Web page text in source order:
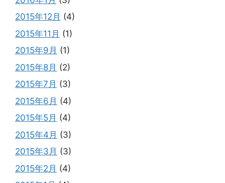
2015年12月 (4)
2015年11月 (1)
2015年9月 (1)
2015年8月 (2)
2015年7月 (3)
2015年6月 (4)
2015年5月 (4)
2015年4月 (3)
2015年3月 (3)
2015年2月 (4)